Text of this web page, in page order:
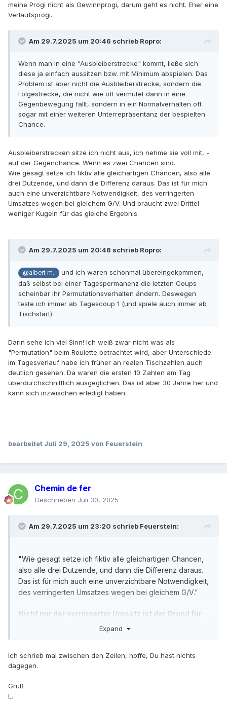
meine Progi nicht als Gewinnprogi, darum geht es nicht. Eher eine
Verlaufsprogi.
Am 29.7.2025 um 20:46 schrieb Ropro:
Wenn man in eine "Ausbleiberstrecke" kommt, ließe sich
diese ja einfach aussitzen bzw. mit Minimum abspielen. Das
Problem ist aber nicht die Ausbleiberstrecke, sondern die
Folgestrecke, die nicht wie oft vermutet dann in eine
Gegenbewegung fällt, sondern in ein Normalverhalten oft
sogar mit einer weiteren Unterrepräsentanz der bespielten
Chance.
Ausbleiberstrecken sitze ich nicht aus, ich nehme sie voll mit, -
auf der Gegenchance. Wenn es zwei Chancen sind.
Wie gesagt setze ich fiktiv alle gleichartigen Chancen, also alle
drei Dutzende, und dann die Differenz daraus. Das ist für mich
auch eine unverzichtbare Notwendigkeit, des verringerten
Umsatzes wegen bei gleichem G/V. Und braucht zwei Drittel
weniger Kugeln für das gleiche Ergebnis.
Am 29.7.2025 um 20:46 schrieb Ropro:
@albert m.
und ich waren schonmal übereingekommen,
daß selbst bei einer Tagespermanenz die letzten Coups
scheinbar ihr Permutationsverhalten ändern. Deswegen
teste ich immer ab Tagescoup 1 (und spiele auch immer ab
Tischstart)
Darin sehe ich viel Sinn! Ich weiß zwar nicht was als
"Permutation" beim Roulette betrachtet wird, aber Unterschiede
im Tagesverlauf habe ich früher an realen Tischzahlen auch
deutlich gesehen. Da waren die ersten 10 Zahlen am Tag
überdurchschnittlich ausgeglichen. Das ist aber 30 Jahre her und
kann sich inzwischen erledigt haben.
bearbeitet Juli 29, 2025 von Feuerstein
Chemin de fer
Geschrieben Juli 30, 2025
Am 29.7.2025 um 23:20 schrieb Feuerstein:
"Wie gesagt setze ich fiktiv alle gleichartigen Chancen,
also alle drei Dutzende, und dann die Differenz daraus.
Das ist für mich auch eine unverzichtbare Notwendigkeit,
des verringerten Umsatzes wegen bei gleichem G/V."
Nicht nur der verringerter Umsatz ist der Grund für
das Differenzspiel. Nur Hellseher wissen, welche
„Aber so ein Grundsatz wie, im Verlust geringste
Stückzahl zu setzen, für mich ist das zur Maxime
Expand
Ich schrieb mal zwischen den Zeilen, hoffe, Du hast nichts
dagegen.
Gruß
L.